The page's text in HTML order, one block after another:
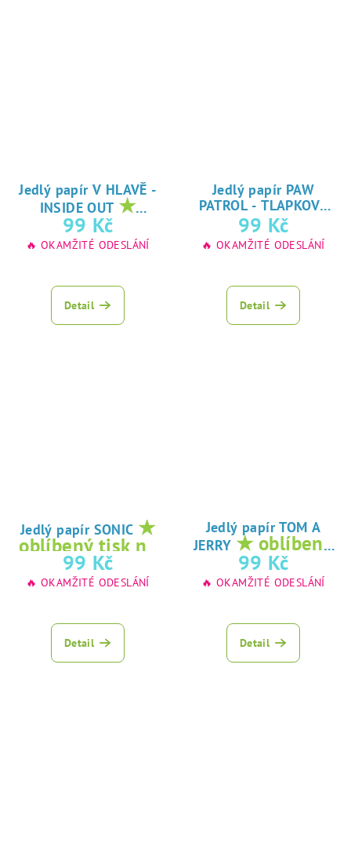
Jedlý papír V HLAVĚ -
INSIDE OUT ★
oblíbený tisk na
jedlý papír
99 Kč
🔥 OKAMŽITÉ ODESLÁNÍ
Detail
Jedlý papír PAW
PATROL - TLAPKOVÁ
PATROLA★
oblíbený tisk na
jedlý papír
99 Kč
🔥 OKAMŽITÉ ODESLÁNÍ
Detail
Jedlý papír SONIC ★
oblíbený tisk na
jedlý papír
99 Kč
🔥 OKAMŽITÉ ODESLÁNÍ
Detail
Jedlý papír TOM A
JERRY ★ oblíbený
tisk na jedlý
papír
99 Kč
🔥 OKAMŽITÉ ODESLÁNÍ
Detail